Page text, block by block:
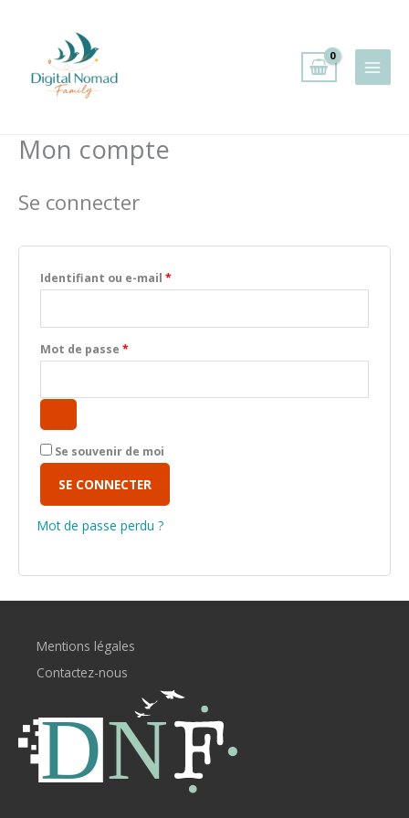
Mon compte
Se connecter
Identifiant ou e-mail *Obligatoire
Mot de passe *Obligatoire
Se souvenir de moi
SE CONNECTER
Mot de passe perdu ?
Mentions légales
Contactez-nous